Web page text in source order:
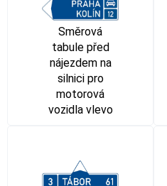
Směrová
tabule před
nájezdem na
silnici pro
motorová
vozidla vlevo